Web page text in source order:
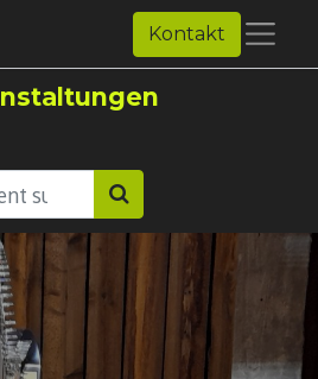
Kontakt